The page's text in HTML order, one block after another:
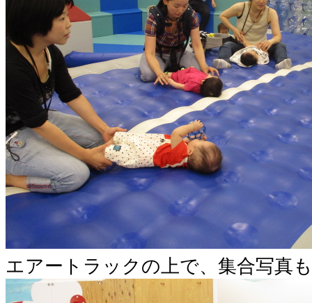
エアートラックの上で、集合写真